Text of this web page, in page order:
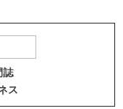
誌
ス